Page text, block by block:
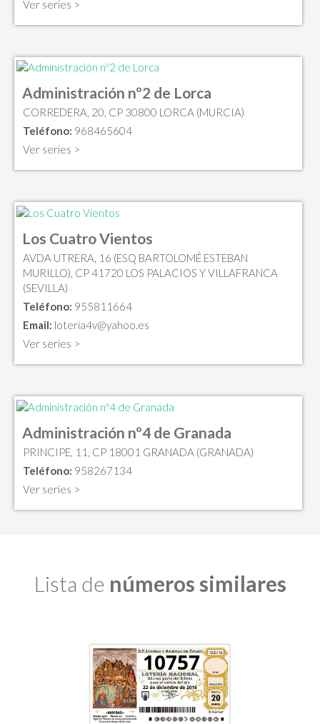
Ver series >
Administración nº2 de Lorca
CORREDERA, 20, CP 30800 LORCA (MURCIA)
Teléfono: 968465604
Ver series >
Los Cuatro Vientos
AVDA UTRERA, 16 (ESQ BARTOLOMÉ ESTEBAN
MURILLO), CP 41720 LOS PALACIOS Y VILLAFRANCA
(SEVILLA)
Teléfono: 955811664
Email: loteria4v@yahoo.es
Ver series >
Administración nº4 de Granada
PRINCIPE, 11, CP 18001 GRANADA (GRANADA)
Teléfono: 958267134
Ver series >
Lista de números similares
10757